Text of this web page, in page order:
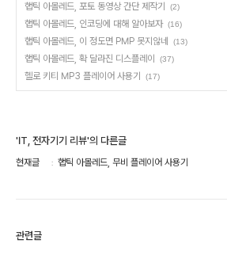
햅틱 아몰레드, 포토 동영상 간단 제작기 (2)
햅틱 아몰레드, 인코딩에 대해 알아보자 (16)
햅틱 아몰레드, 이 정도면 PMP 못지않네 (13)
햅틱 아몰레드, 확 달라진 디스플레이 (37)
헬로 키티 MP3 플레이어 사용기 (17)
'IT, 전자기기 리뷰'의 다른글
현재글 햅틱 아몰레드, 무비 플레이어 사용기
관련글